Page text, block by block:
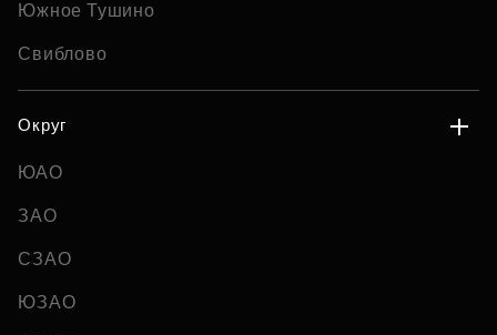
Южное Тушино
Свиблово
Округ
ЮАО
ЗАО
СЗАО
ЮЗАО